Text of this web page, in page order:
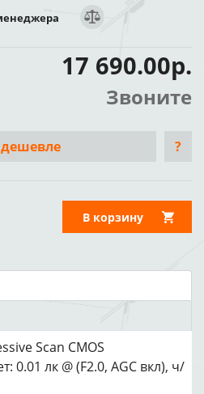
17 690.00р.
Звоните
?
В корзину
Scan CMOS
0.01 лк @ (F2.0, AGC вкл), ч/